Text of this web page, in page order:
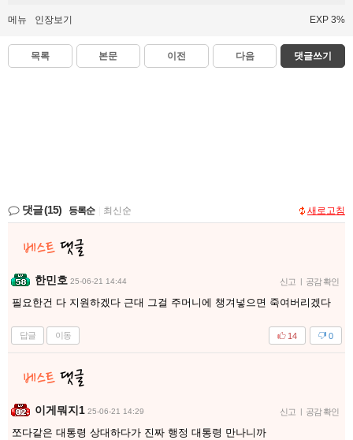
메뉴 인장보기 EXP 3%
목록 본문 이전 다음 댓글쓰기
댓글(15) 등록순 최신순 새로고침
한민호 25-06-21 14:44 신고 | 공감 확인
필요한건 다 지원하겠다 근대 그걸 주머니에 챙겨넣으면 죽여버리겠다
답글 이동 0
14
이게뭐지1 25-06-21 14:29 신고 | 공감 확인
쪼다같은 대통령 상대하다가 진짜 행정 대통령 만나니까